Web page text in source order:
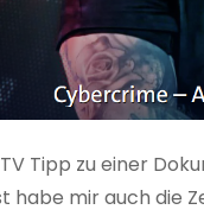
Tipp zu einer
habe mir auch die